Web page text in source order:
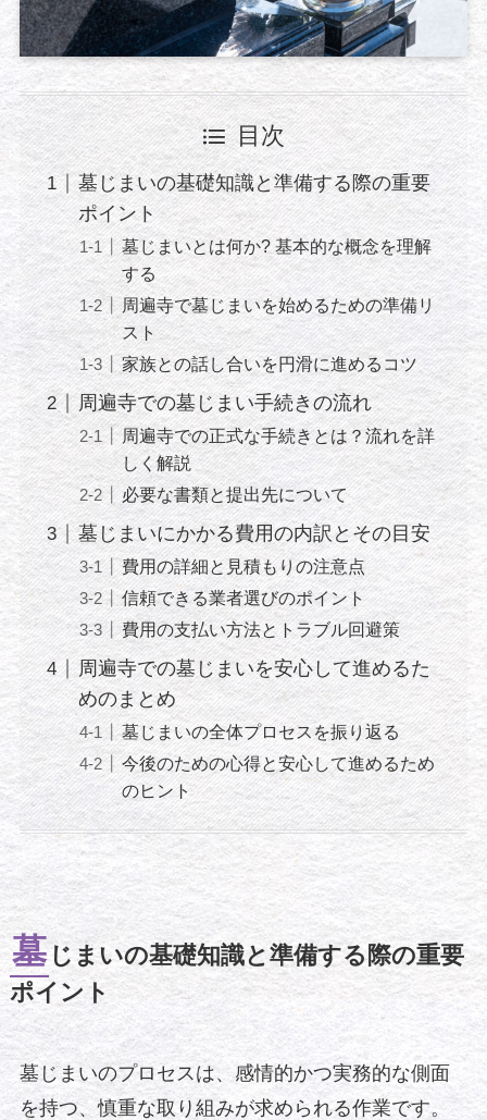
目次
墓じまいの基礎知識と準備する際の重要
ポイント
墓じまいとは何か? 基本的な概念を理解
する
周遍寺で墓じまいを始めるための準備リ
スト
家族との話し合いを円滑に進めるコツ
周遍寺での墓じまい手続きの流れ
周遍寺での正式な手続きとは？流れを詳
しく解説
必要な書類と提出先について
墓じまいにかかる費用の内訳とその目安
費用の詳細と見積もりの注意点
信頼できる業者選びのポイント
費用の支払い方法とトラブル回避策
周遍寺での墓じまいを安心して進めるた
めのまとめ
墓じまいの全体プロセスを振り返る
今後のための心得と安心して進めるため
のヒント
墓 じまいの基礎知識と準備する際の重要
ポイント
墓じまいのプロセスは、感情的かつ実務的な側面
を持つ、慎重な取り組みが求められる作業です。